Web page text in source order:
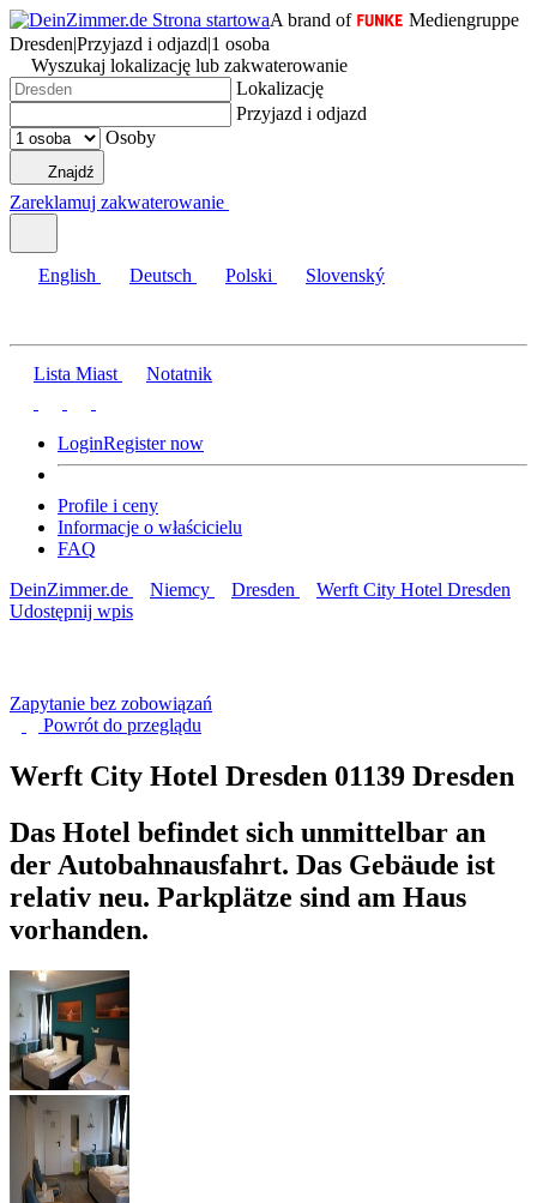
A brand of
Mediengruppe
Dresden|Przyjazd i odjazd|1 osoba
Wyszukaj lokalizację lub zakwaterowanie
Lokalizację
Przyjazd i odjazd
Osoby
Znajdź
Zareklamuj zakwaterowanie
English Deutsch Polski Slovenský
Lista Miast Notatnik
LoginRegister now
Profile i ceny
Informacje o właścicielu
FAQ
DeinZimmer.de
Niemcy Dresden
Werft City Hotel Dresden
Udostępnij wpis
Zapytanie bez zobowiązań
Powrót do przeglądu
Werft City Hotel Dresden 01139 Dresden
Das Hotel befindet sich unmittelbar an
der Autobahnausfahrt. Das Gebäude ist
relativ neu. Parkplätze sind am Haus
vorhanden.